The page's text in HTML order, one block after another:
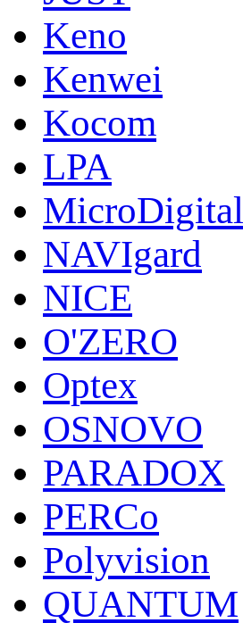
Keno
Kenwei
Kocom
LPA
MicroDigital
NAVIgard
NICE
O'ZERO
Optex
OSNOVO
PARADOX
PERCo
Polyvision
QUANTUM